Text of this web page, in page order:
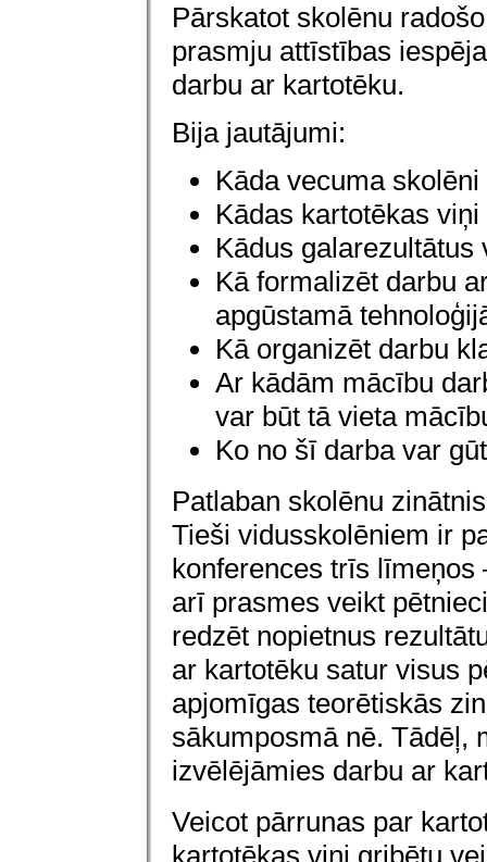
Pārskatot skolēnu
prasmju attīstības
darbu ar kartotēku.
Bija jautājumi:
Kāda vecuma
Kādas kartotēkas
Kādus
Kā formalizēt darbu
apgūstamā
Kā organizēt darbu
Ar kādām mācību
var būt tā vieta
Ko no šī darba var
Patlaban skolēnu
Tieši vidusskolēniem ir
konferences trīs līmeņos
arī prasmes veikt
redzēt nopietnus
ar kartotēku satur visus
apjomīgas teorētiskās
sākumposmā nē. Tādēļ,
izvēlējāmies darbu ar kar
Veicot pārrunas par
kartotēkas viņi gribētu